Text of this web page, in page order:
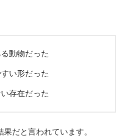
動物だった
い形だった
存在だった
だと言われています。